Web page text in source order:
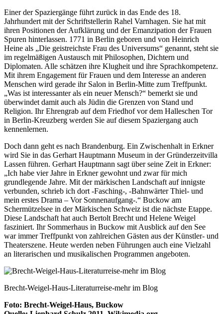
Einer der Spaziergänge führt zurück in das Ende des 18.
Jahrhundert mit der Schriftstellerin Rahel Varnhagen. Sie hat mit
ihren Positionen der Aufklärung und der Emanzipation der Frauen
Spuren hinterlassen. 1771 in Berlin geboren und von Heinrich
Heine als „Die geistreichste Frau des Universums“ genannt, steht sie
im regelmäßigen Austausch mit Philosophen, Dichtern und
Diplomaten. Alle schätzen ihre Klugheit und ihre Sprachkompetenz.
Mit ihrem Engagement für Frauen und dem Interesse an anderen
Menschen wird gerade ihr Salon in Berlin-Mitte zum Treffpunkt.
„Was ist interessanter als ein neuer Mensch?“ bemerkt sie und
überwindet damit auch als Jüdin die Grenzen von Stand und
Religion. Ihr Ehrengrab auf dem Friedhof vor dem Halleschen Tor
in Berlin-Kreuzberg werden Sie auf diesem Spaziergang auch
kennenlernen.
Doch dann geht es nach Brandenburg. Ein Zwischenhalt in Erkner
wird Sie in das Gerhart Hauptmann Museum in der Gründerzeitvilla
Lassen führen. Gerhart Hauptmann sagt über seine Zeit in Erkner:
„Ich habe vier Jahre in Erkner gewohnt und zwar für mich
grundlegende Jahre. Mit der märkischen Landschaft auf innigste
verbunden, schrieb ich dort -Fasching-, -Bahnwärter Thiel- und
mein erstes Drama – Vor Sonnenaufgang-.“ Buckow am
Schermützelsee in der Märkischen Schweiz ist die nächste Etappe.
Diese Landschaft hat auch Bertolt Brecht und Helene Weigel
fasziniert. Ihr Sommerhaus in Buckow mit Ausblick auf den See
war immer Treffpunkt von zahlreichen Gästen aus der Künstler- und
Theaterszene. Heute werden neben Führungen auch eine Vielzahl
an literarischen und musikalischen Programmen angeboten.
Brecht-Weigel-Haus-Literaturreise-mehr im Blog
Foto: Brecht-Weigel-Haus, Buckow